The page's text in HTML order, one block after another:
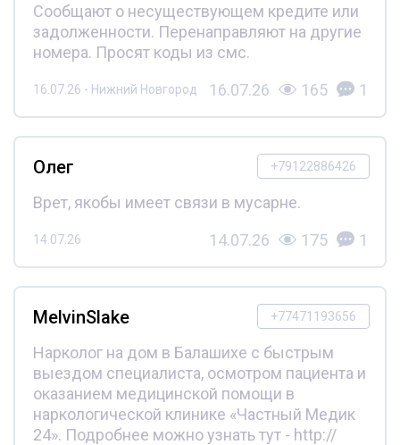
Сообщают о несуществующем кредите или
задолженности. Перенаправляют на другие
номера. Просят коды из смс.
16.07.26 - Нижний Новгород 16.07.26 165 1
+79122886426
Олег
Врет, якобы имеет связи в мусарне.
14.07.26 14.07.26 175 1
+77471193656
MelvinSlake
Нарколог на дом в Балашихе с быстрым
выездом специалиста, осмотром пациента и
оказанием медицинской помощи в
наркологической клинике «Частный Медик
24». Подробнее можно узнать тут - http://